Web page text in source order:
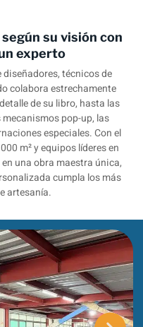
su visión con
experto
técnicos de
colabora estrechamente
de su libro, hasta las
pop-up, las
especiales. Con el
m² y equipos líderes en
una obra maestra única,
cumpla los más
artesanía.